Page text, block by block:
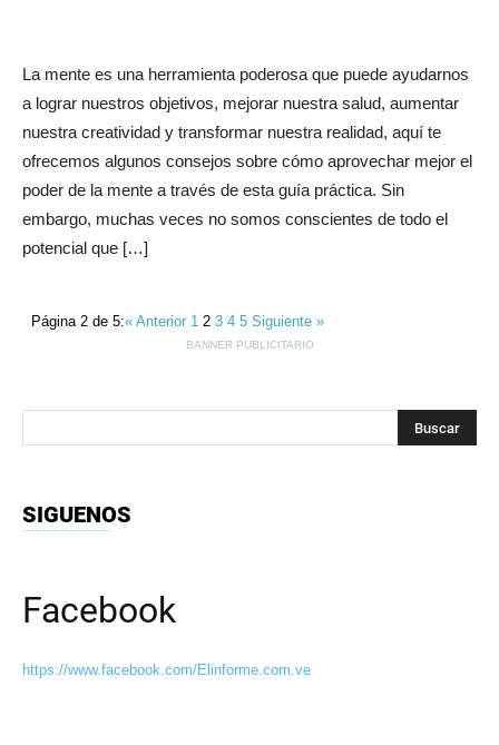
La mente es una herramienta poderosa que puede ayudarnos
a lograr nuestros objetivos, mejorar nuestra salud, aumentar
nuestra creatividad y transformar nuestra realidad, aquí te
ofrecemos algunos consejos sobre cómo aprovechar mejor el
poder de la mente a través de esta guía práctica. Sin
embargo, muchas veces no somos conscientes de todo el
potencial que […]
Página 2 de 5:« Anterior 12 345Siguiente »
BANNER PUBLICITARIO
SIGUENOS
Facebook
https://www.facebook.com/Elinforme.com.ve